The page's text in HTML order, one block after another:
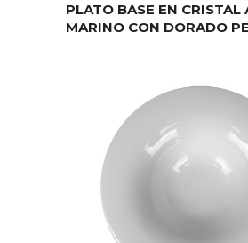
PLATO BASE EN CRISTAL
MARINO CON DORADO